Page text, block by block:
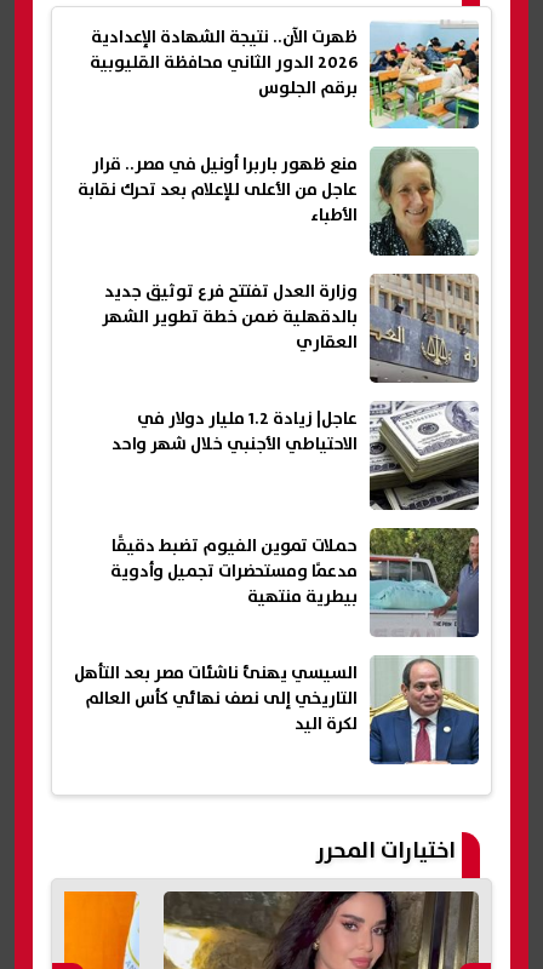
ظهرت الآن.. نتيجة الشهادة الإعدادية
2026 الدور الثاني محافظة القليوبية
برقم الجلوس
منع ظهور باربرا أونيل في مصر.. قرار
عاجل من الأعلى للإعلام بعد تحرك نقابة
الأطباء
وزارة العدل تفتتح فرع توثيق جديد
بالدقهلية ضمن خطة تطوير الشهر
العقاري
عاجل| زيادة 1.2 مليار دولار في
الاحتياطي الأجنبي خلال شهر واحد
حملات تموين الفيوم تضبط دقيقًا
مدعمًا ومستحضرات تجميل وأدوية
بيطرية منتهية
السيسي يهنئ ناشئات مصر بعد التأهل
التاريخي إلى نصف نهائي كأس العالم
لكرة اليد
اختيارات المحرر